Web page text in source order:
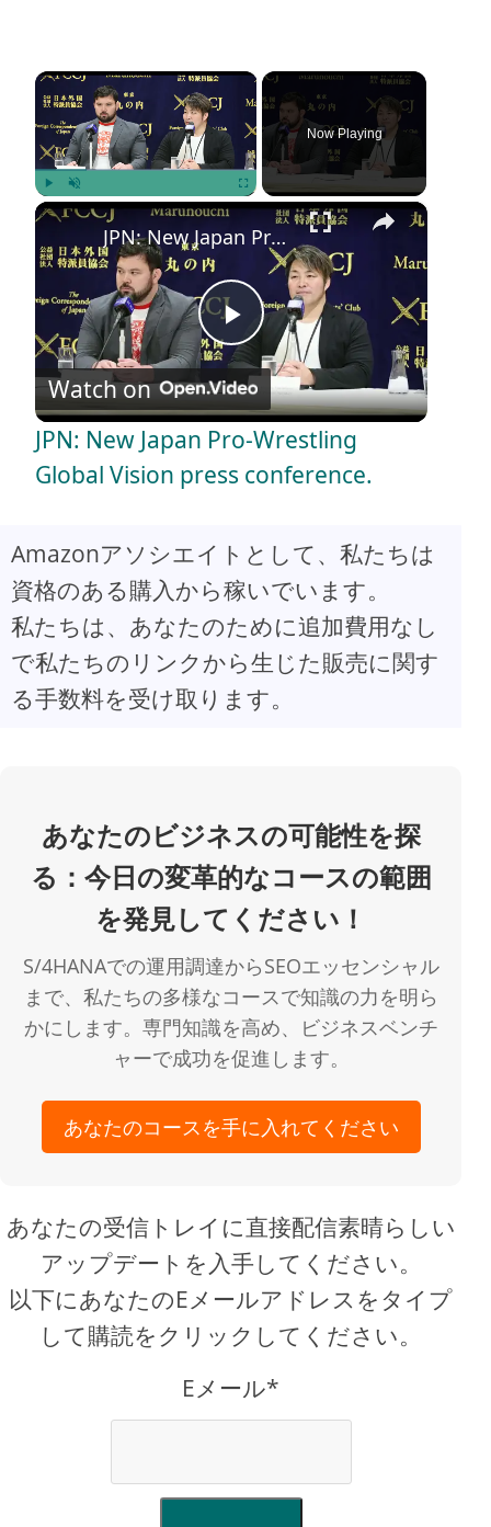
×
Play Unmute
Now Playing
×
P
l
a
y
V
i
o
JPN: New Japan Pro-Wrestling Global Vision press conference.
Watch on
JPN: New Japan Pro-Wrestling
Global Vision press conference.
Amazonアソシエイトとして、私たちは
資格のある購入から稼いでいます。
私たちは、あなたのために追加費用なし
で私たちのリンクから生じた販売に関す
る手数料を受け取ります。
あなたのビジネスの可能性を探
る：今日の変革的なコースの範囲
を発見してください！
S/4HANAでの運用調達からSEOエッセンシャル
まで、私たちの多様なコースで知識の力を明ら
かにします。専門知識を高め、ビジネスベンチ
ャーで成功を促進します。
あなたのコースを手に入れてください
あなたの受信トレイに直接配信素晴らしい
アップデートを入手してください。
以下にあなたのEメールアドレスをタイプ
して購読をクリックしてください。
Eメール*